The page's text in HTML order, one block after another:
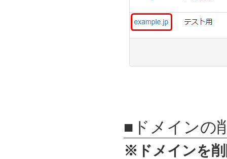
■ドメインの
※ドメインを